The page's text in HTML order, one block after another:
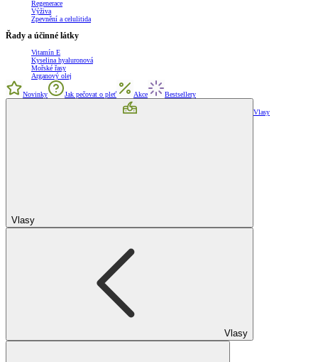
Regenerace
Výživa
Zpevnění a celulitida
Řady a účinné látky
Vitamín E
Kyselina hyaluronová
Mořské řasy
Arganový olej
Novinky Jak pečovat o pleť Akce Bestsellery
Vlasy
Vlasy
Vlasy